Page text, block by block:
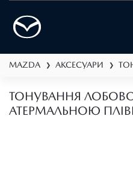
MAZDA ❯ АКСЕСУАРИ ❯
ТОНУВАННЯ
АТЕРМАЛЬНОЮ